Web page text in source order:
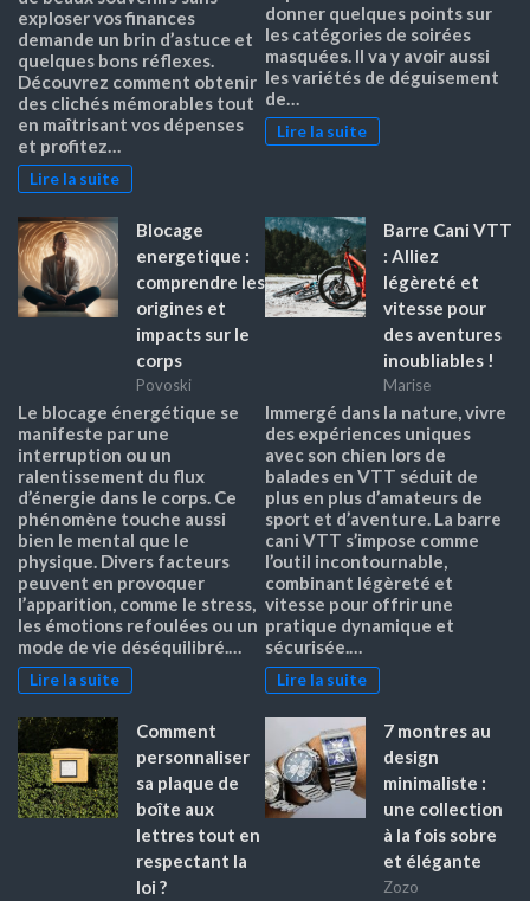
exploser vos finances
demande un brin d’astuce et
quelques bons réflexes.
Découvrez comment obtenir
des clichés mémorables tout
en maîtrisant vos dépenses
et profitez…
Lire la suite
donner quelques points sur
les catégories de soirées
masquées. Il va y avoir aussi
les variétés de déguisement
de…
Lire la suite
Blocage
energetique :
comprendre les
origines et
impacts sur le
corps
Povoski
Le blocage énergétique se
manifeste par une
interruption ou un
ralentissement du flux
d’énergie dans le corps. Ce
phénomène touche aussi
bien le mental que le
physique. Divers facteurs
peuvent en provoquer
l’apparition, comme le stress,
les émotions refoulées ou un
mode de vie déséquilibré.…
Lire la suite
Barre Cani VTT
: Alliez
légèreté et
vitesse pour
des aventures
inoubliables !
Marise
Immergé dans la nature, vivre
des expériences uniques
avec son chien lors de
balades en VTT séduit de
plus en plus d’amateurs de
sport et d’aventure. La barre
cani VTT s’impose comme
l’outil incontournable,
combinant légèreté et
vitesse pour offrir une
pratique dynamique et
sécurisée.…
Lire la suite
Comment
personnaliser
sa plaque de
boîte aux
lettres tout en
respectant la
loi ?
7 montres au
design
minimaliste :
une collection
à la fois sobre
et élégante
Zozo